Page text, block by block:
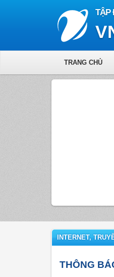
TẬP
TRANG CHỦ
INTERNET,
THÔNG